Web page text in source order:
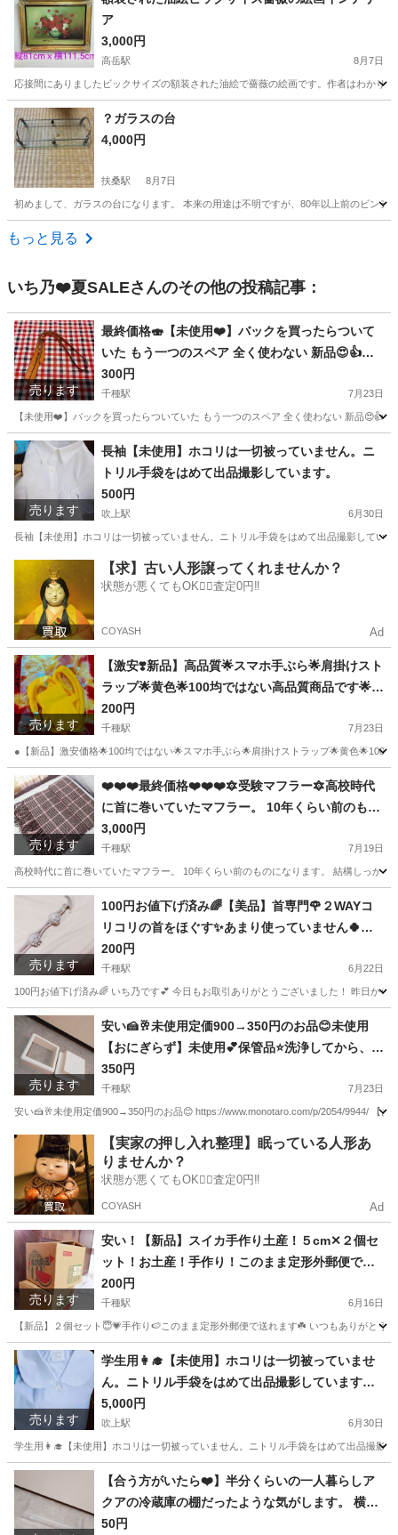
ア
3,000円
高岳駅 8月7日
応接間にありましたビックサイズの額装された油絵で薔薇の絵画です。作者はわかり
愛知 名古屋市 高岳駅
？ガラスの台
4,000円
扶桑駅 8月7日
初めまして、ガラスの台になります。 本来の用途は不明ですが、80年以上前のビン
愛知 丹羽郡
もっと見る
いち乃❤️夏SALEさんのその他の投稿記事：
売ります
最終価格🍣【未使用❤️】バックを買ったらついて
いた もう一つのスペア 全く使わない 新品😍👍✨
結構しっかりしています。実店舗のアパレルショ
ップで買っています。 金具がついていて 簡単にフ
ックに取り付けできます 100cm くらいです(*^^*)
めっちゃ美品ですー！ ぜひぜひ お取引してくださ
いね🤗💕
300円
千種駅 7月23日
【未使用❤️】バックを買ったらついていた もう一つのスペア 全く使わない 新品
愛知 名古屋市 千種駅 バッグ 場所
売ります
長袖【未使用】ホコリは一切被っていません。ニ
トリル手袋をはめて出品撮影しています。
500円
吹上駅 6月30日
長袖【未使用】ホコリは一切被っていません。ニトリル手袋をはめて出品撮影してい
吹上駅 オフィス用家具 封筒
【求】古い人形譲ってくれませんか？
状態が悪くてもOK🙆‍♀️査定0円‼️
COYASH Ad
売ります
【激安❣️新品】高品質🌟スマホ手ぶら🌟肩掛けスト
ラップ🌟黄色🌟100均ではない高品質商品です🌟お
すすめです🌟ほとんどのカバーに適用できます
200円
千種駅 7月23日
●【新品】激安価格🌟100均ではない🌟スマホ手ぶら🌟肩掛けストラップ🌟黄色🌟100
愛知 名古屋市 千種駅 収納家具 100均
売ります
❤️❤️❤️最終価格❤️❤️❤️🔯受験マフラー🔯高校時代
に首に巻いていたマフラー。 10年くらい前のもの
になります。 結構しっかりしたマフラー。 少し高
3,000円
千種駅 7月19日
高校時代に首に巻いていたマフラー。 10年くらい前のものになります。 結
愛知 名古屋市 千種駅 小物 場所
売ります
100円お値下げ済み🌈【美品】首専門🌹２WAYコ
リコリの首をほぐす✨あまり使っていません🍀使
い方は、両方の２本指で持っていただいて、首に
押し当てるだけ❤️
200円
千種駅 6月22日
100円お値下げ済み🌈 いち乃です💕 今日もお取引ありがとうございました！ 昨日か
愛知 名古屋市 千種駅 インテリア雑貨/小物 専門
売ります
安い🍰🥂未使用定価900→350円のお品😊未使用
【おにぎらず】未使用💕保管品⭐洗浄してから、お
渡しさせていただきます。パール金属株式会社🤗
❤️https://www.monotaro.com/p/2054/9944/
350円
千種駅 7月23日
安い🍰🥂未使用定価900→350円のお品😊 https://www.monotaro.com/p/2054/9944/ 【
愛知 名古屋市 千種駅 収納家具 場所
【実家の押し入れ整理】眠っている人形あ
りませんか？
状態が悪くてもOK🙆‍♀️査定0円‼️
COYASH Ad
売ります
安い！【新品】スイカ手作り土産！５cm✕２個セ
ット！お土産！手作り！このまま定形外郵便で送
れます！
200円
千種駅 6月16日
【新品】２個セット😇💗手作り🍉このまま定形外郵便で送れます☘️ いつもありがと
愛知 名古屋市 千種駅 インテリア雑貨/小物 お土産
売ります
学生用👩‍🎓【未使用】ホコリは一切被っていませ
ん。ニトリル手袋をはめて出品撮影しています。
こちらすいません🙇‍♀️先日撮影しましたが、半袖か
長袖かの確認を忘れてしまいました。もう綺麗に
しまってしまいました。気にしない方にお願いい
たします(＞＜)🙏！！→長袖でした(*^^*)
5,000円
吹上駅 6月30日
学生用👩‍🎓【未使用】ホコリは一切被っていません。ニトリル手袋をはめて出品撮影
愛知 名古屋市 吹上駅 ブラウス 封筒
【合う方がいたら❤️】半分くらいの一人暮らしア
クアの冷蔵庫の棚だったような気がします。 横幅
34.5cm 奥行き 10.5cm 高さ6.5cm 冷蔵庫の中の
50円